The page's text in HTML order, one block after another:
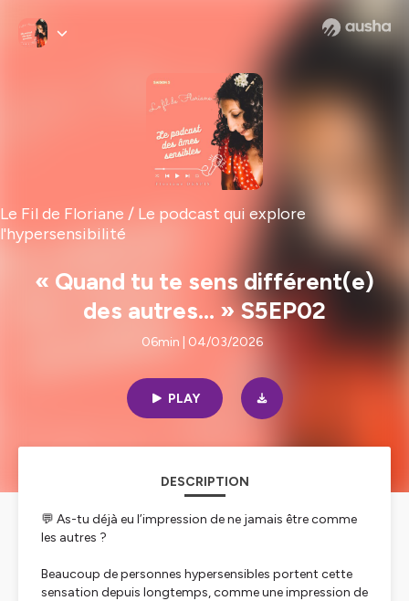
Le Fil de Floriane / Le podcast qui explore
l'hypersensibilité
« Quand tu te sens différent(e)
des autres... » S5EP02
06min | 04/03/2026
PLAY
DESCRIPTION
💬 As-tu déjà eu l’impression de ne jamais être comme
les autres ?
Beaucoup de personnes hypersensibles portent cette
sensation depuis longtemps, comme une impression de